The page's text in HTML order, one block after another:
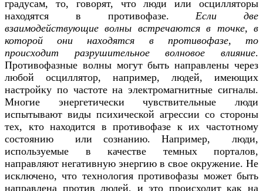
градусам, то, говорят, что люди или осцилляторы
находятся в противофазе.Если две
взаимодействующие волны встречаются в точке, в
которой они находятся в противофазе, то
происходит разрушительное волновое влияние.
Противофазные волны могут быть направлены через
любой осциллятор, например, людей, имеющих
настройку по частоте на электромагнитные сигналы.
Многие энергетически чувствительные люди
испытывают виды психической агрессии со стороны
тех, кто находится в противофазе к их частотному
состоянию или сознанию. Например, люди,
используемые в качестве темных порталов,
направляют негативную энергию в свое окружение. Не
исключено, что технология противофазы может быть
направлена против людей, и это происходит как на